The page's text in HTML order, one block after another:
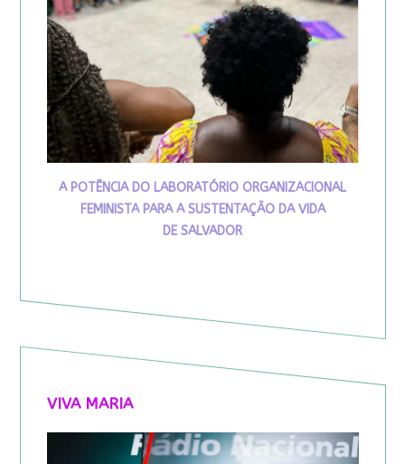
A POTÊNCIA DO LABORATÓRIO ORGANIZACIONAL
FEMINISTA PARA A SUSTENTAÇÃO DA VIDA
DE SALVADOR
VIVA MARIA